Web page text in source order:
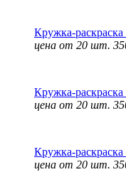
Кружка-
цена от 20 шт.
Кружка-
цена от 20 шт.
Кружка-
цена от 20 шт.